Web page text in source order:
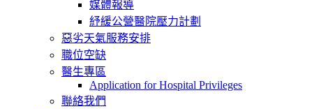
媒體報導
紓緩公營醫院壓力計劃
惡劣天氣服務安排
職位空缺
醫生專區
Application for Hospital Privileges
聯絡我們